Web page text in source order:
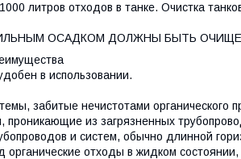
литров отходов в танке. Очистка
ОСАДКОМ ДОЛЖНЫ БЫТЬ
в использовании.
забитые нечистотами органического
проникающие из загрязненных
и систем, обычно длинной
органические отходы в жидком